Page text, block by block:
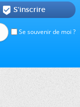
Se souvenir de moi ?
 S'inscrire